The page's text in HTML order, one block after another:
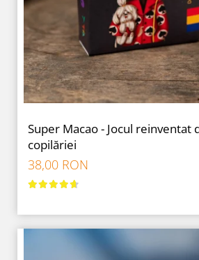
9 Ani
10 Ani
11 - 14 Ani
14+ Ani
Colecția Păcălici
TOATE JOCURILE
Super Macao - Jocul reinventat
copilăriei
38,00 RON